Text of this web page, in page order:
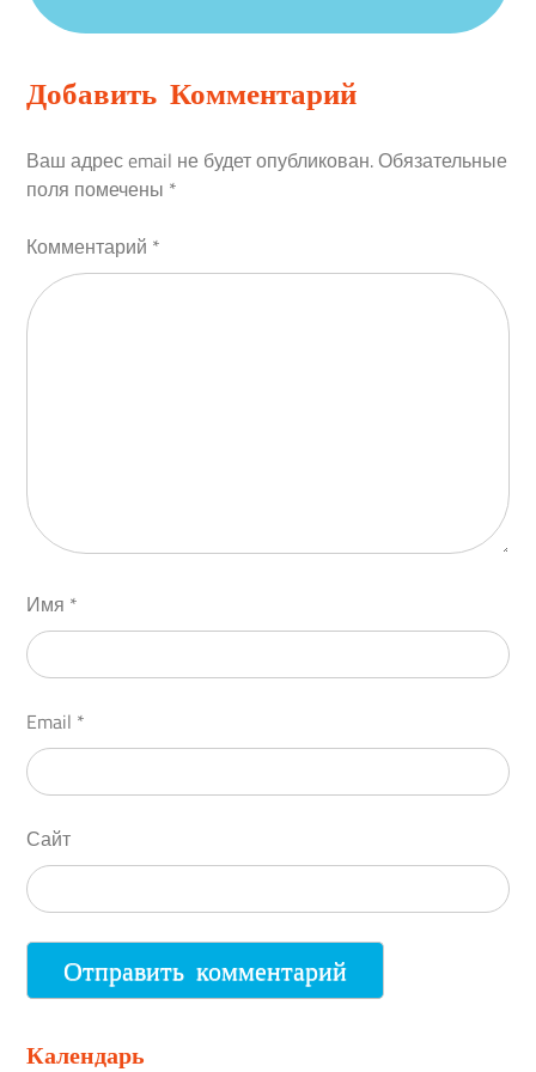
Добавить Комментарий
Ваш адрес email не будет опубликован.Обязательные
поля помечены *
Комментарий *
Имя *
Email *
Сайт
Календарь